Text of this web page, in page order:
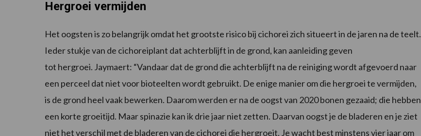
Hergroei vermijden
Het oogsten is zo belangrijk omdat het grootste risico bij cichorei zich situeert in de jaren na de teelt.
Ieder stukje van de cichoreiplant dat achterblijft in de grond, kan aanleiding geven
tot hergroei. Jaymaert: “Vandaar dat de grond die achterblijft na de reiniging wordt afgevoerd naar
een perceel dat niet voor bioteelten wordt gebruikt. De enige manier om die hergroei te vermijden,
is de grond heel vaak bewerken. Daarom werden er na de oogst van 2020 bonen gezaaid; die hebben
een korte groeitijd. Maar spinazie kan ik drie jaar niet zetten. Daarvan oogst je de bladeren en je ziet
niet het verschil met de bladeren van de cichorei die hergroeit. Je wacht best minstens vier jaar om